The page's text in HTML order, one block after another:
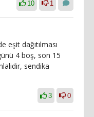
10 1
eşit dağıtılması
4 boş, son 15
sendika
3 0